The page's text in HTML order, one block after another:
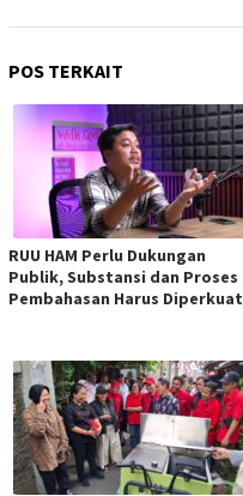
POS TERKAIT
RUU HAM Perlu Dukungan
Publik, Substansi dan Proses
Pembahasan Harus Diperkuat